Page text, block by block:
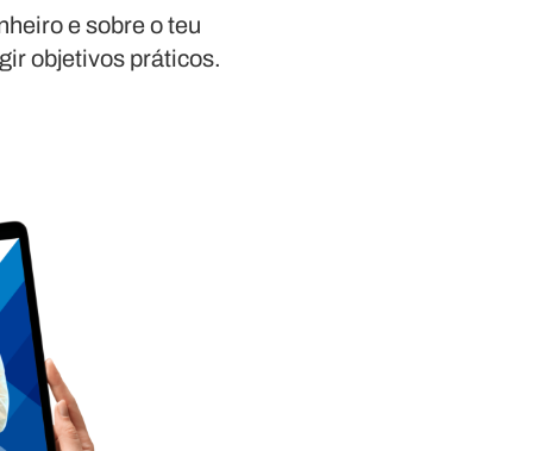
e sobre o teu
objetivos práticos.